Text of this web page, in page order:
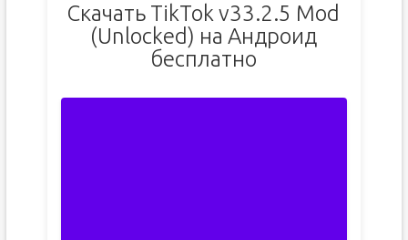
Скачать TikTok v33.2.5 Mod
(Unlocked) на Андроид
бесплатно